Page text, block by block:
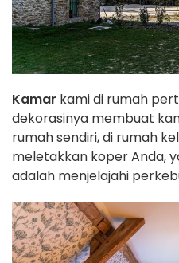
Kamar kami di rumah
dekorasinya membuat
rumah sendiri, di rumah
meletakkan koper Anda,
adalah menjelajahi